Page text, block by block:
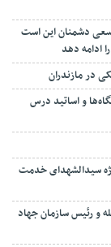
سعی دشمنان این است
ادامه دهد
و اساتید درس
سیدالشهدای خدمت
و رئیس سازمان جهاد